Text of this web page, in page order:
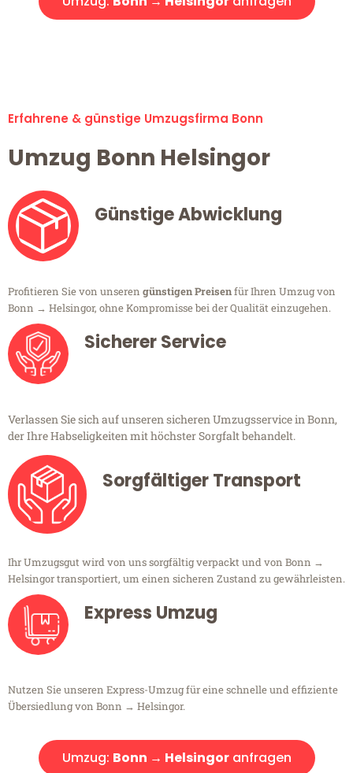
Erfahrene & günstige Umzugsfirma Bonn
Umzug Bonn Helsingor
Günstige Abwicklung
Profitieren Sie von unseren günstigen Preisenfür Ihren Umzug von
Bonn → Helsingor, ohne Kompromisse bei der Qualität einzugehen.
Sicherer Service
Verlassen Sie sich auf unseren sicheren Umzugsservice in Bonn,
der Ihre Habseligkeiten mit höchster Sorgfalt behandelt.
Sorgfältiger Transport
Ihr Umzugsgut wird von uns sorgfältig verpackt und von Bonn →
Helsingor transportiert, um einen sicheren Zustand zu gewährleisten.
Express Umzug
Nutzen Sie unseren Express-Umzug für eine schnelle und effiziente
Übersiedlung von Bonn → Helsingor.
Umzug: Bonn → Helsingoranfragen